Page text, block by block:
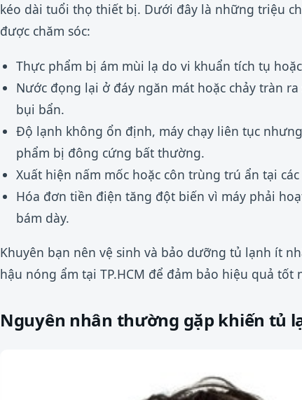
kéo dài tuổi thọ thiết bị. Dưới đây là những triệu
được chăm sóc:
Thực phẩm bị ám mùi lạ do vi khuẩn tích tụ
Nước đọng lại ở đáy ngăn mát hoặc chảy tràn
bụi bẩn.
Độ lạnh không ổn định, máy chạy liên tục
phẩm bị đông cứng bất thường.
Xuất hiện nấm mốc hoặc côn trùng trú ẩn tại
Hóa đơn tiền điện tăng đột biến vì máy phải
bám dày.
Khuyên bạn nên vệ sinh và bảo dưỡng tủ lạnh ít
hậu nóng ẩm tại TP.HCM để đảm bảo hiệu quả tốt
Nguyên nhân thường gặp khiến tủ